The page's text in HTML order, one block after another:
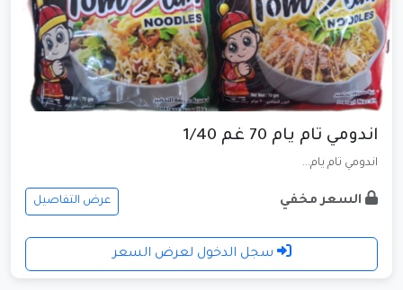
اندومي تام يام 70 غم 1/40
اندومي تام يام...
السعر مخفي عرض التفاصيل
سجل الدخول لعرض السعر